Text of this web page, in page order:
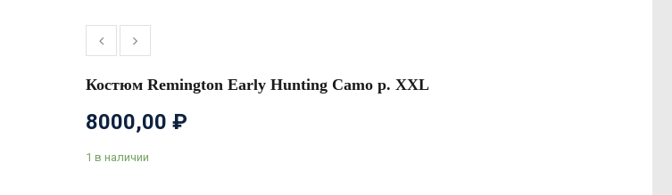
Костюм Remington Early Hunting Camo р. XXL
8000,00 ₽
1 в наличии